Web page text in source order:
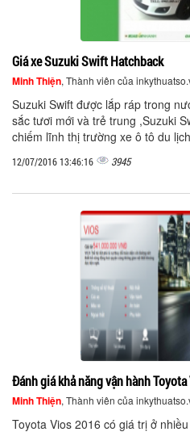
Giá xe Suzuki Swift Hatchback
Minh Thiện, Thành viên của
Suzuki Swift được lắp ráp trong
sắc tươi mới và trẻ trung ,Suzuki
chiếm lĩnh thị trường xe ô tô du
12/07/2016 13:46:16 3945
Đánh giá khả năng vận hành
Minh Thiện, Thành viên của
Toyota Vios 2016 có giá trị ở